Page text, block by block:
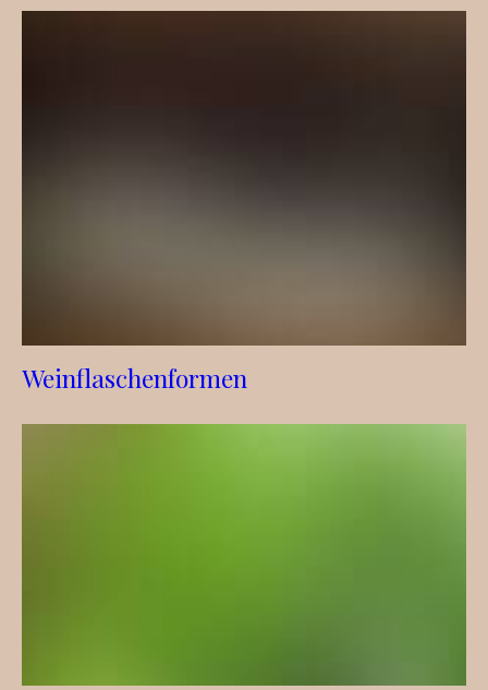
Weinflaschenformen